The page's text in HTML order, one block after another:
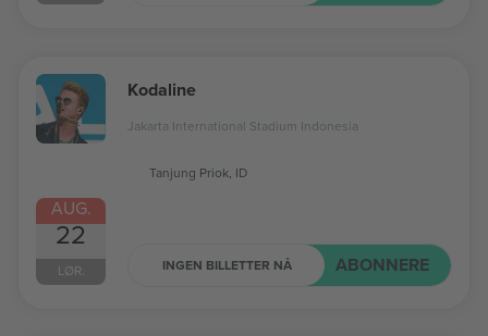
AUG.
22
LØR.
Kodaline
Jakarta International Stadium Indonesia
Tanjung Priok, ID
INGEN BILLETTER NÅ ABONNERE